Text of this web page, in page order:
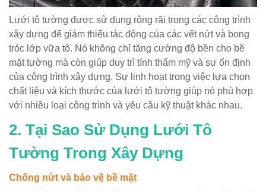
Lưới tô tường được sử dụng rộng rãi trong các công trình
xây dựng để giảm thiểu tác động của các vết nứt và bong
tróc lớp vữa tô. Nó không chỉ tăng cường độ bền cho bề
mặt tường mà còn giúp duy trì tính thẩm mỹ và sự ổn định
của công trình xây dựng. Sự linh hoạt trong việc lựa chọn
chất liệu và kích thước của lưới tô tường giúp nó phù hợp
với nhiều loại công trình và yêu cầu kỹ thuật khác nhau.
2. Tại Sao Sử Dụng Lưới Tô
Tường Trong Xây Dựng
Chống nứt và bảo vệ bề mặt